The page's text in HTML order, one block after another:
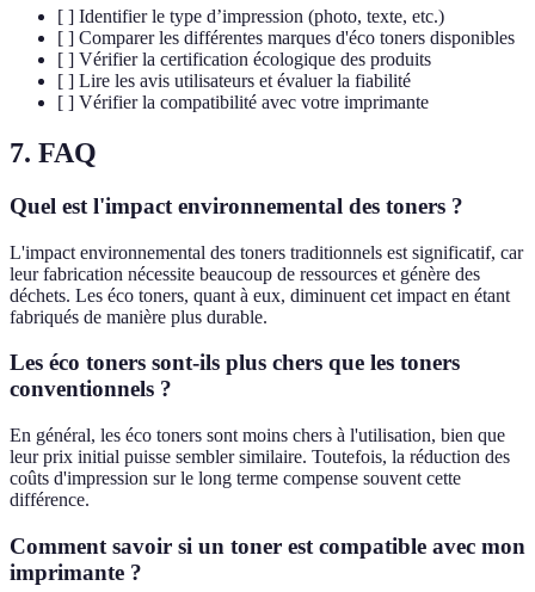
[ ] Identifier le type d’impression (photo, texte, etc.)
[ ] Comparer les différentes marques d'éco toners disponibles
[ ] Vérifier la certification écologique des produits
[ ] Lire les avis utilisateurs et évaluer la fiabilité
[ ] Vérifier la compatibilité avec votre imprimante
7. FAQ
Quel est l'impact environnemental des toners ?
L'impact environnemental des toners traditionnels est significatif, car
leur fabrication nécessite beaucoup de ressources et génère des
déchets. Les éco toners, quant à eux, diminuent cet impact en étant
fabriqués de manière plus durable.
Les éco toners sont-ils plus chers que les toners
conventionnels ?
En général, les éco toners sont moins chers à l'utilisation, bien que
leur prix initial puisse sembler similaire. Toutefois, la réduction des
coûts d'impression sur le long terme compense souvent cette
différence.
Comment savoir si un toner est compatible avec mon
imprimante ?